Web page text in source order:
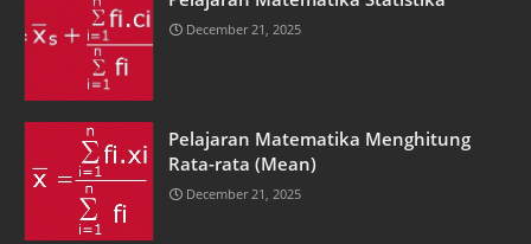
December 21, 2025
Pelajaran Matematika Menghitung
Rata-rata (Mean)
December 21, 2025